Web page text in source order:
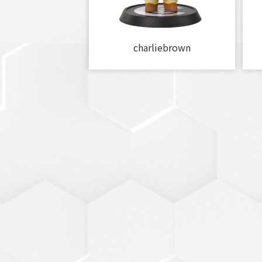
charliebrown